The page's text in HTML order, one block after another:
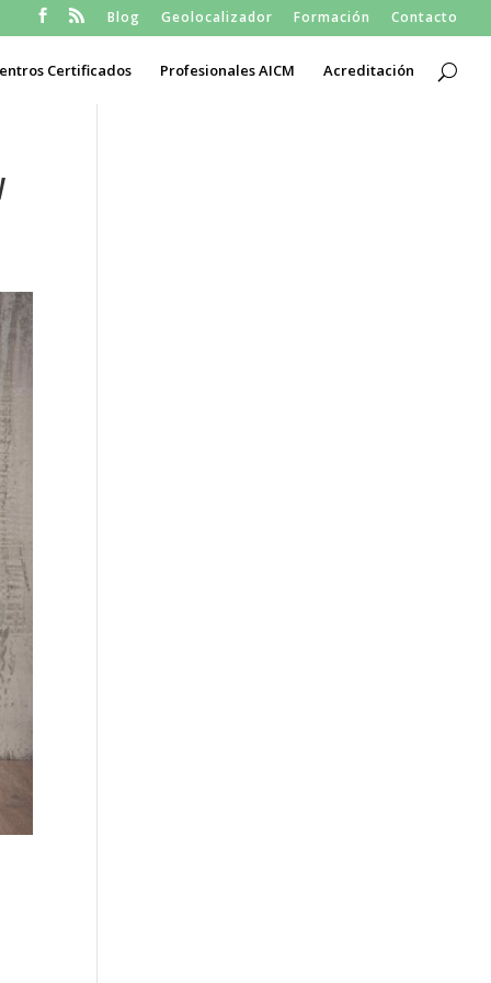
Blog Geolocalizador Formación Contacto
Certificados Profesionales AICM Acreditación